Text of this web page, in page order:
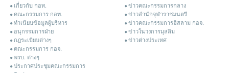
เกี่ยวกับ กอท.
คณะกรรมการ กอท.
ทำเนียบข้อมูลผู้บริหาร
อนุกรรมการฝ่าย
กฏระเบียบต่างๆ
คณะกรรมการ กอจ.
พรบ. ต่างๆ
ประกาศประชุมคณะกรรมการ
ข่าวคณะกรรมการกลาง
ข่าวสํานักจุฬาราชมนตรี
ข่าวคณะกรรมการอิสลาม กอจ.
ข่าวในวงการมุสลิม
ข่าวต่างประเทศ